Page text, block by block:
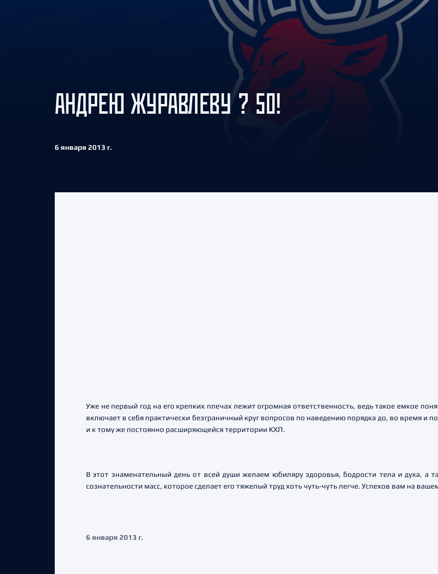
Амур
Барыс
Салават Юлаев
Сибирь
АНДРЕЮ ЖУРАВЛЕВУ ? 50!
6 января 2013 г.
Уже не первый год на его крепких плечах лежит огромная ответственность, ведь такое емкое
включает в себя практически безграничный круг вопросов по наведению порядка до, во время и
и к тому же постоянно расширяющейся территории КХЛ.
В этот знаменательный день от всей души желаем юбиляру здоровья, бодрости тела и духа, а
сознательности масс, которое сделает его тяжелый труд хоть чуть-чуть легче. Успехов вам на
6 января 2013 г.